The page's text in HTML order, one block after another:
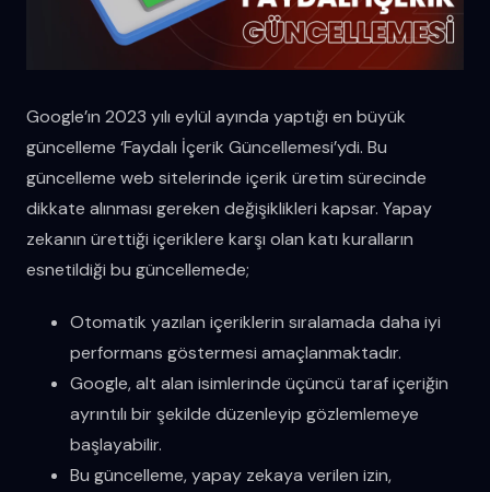
Google’ın 2023 yılı eylül ayında yaptığı en büyük
güncelleme ‘Faydalı İçerik Güncellemesi’ydi. Bu
güncelleme web sitelerinde içerik üretim sürecinde
dikkate alınması gereken değişiklikleri kapsar. Yapay
zekanın ürettiği içeriklere karşı olan katı kuralların
esnetildiği bu güncellemede;
Otomatik yazılan içeriklerin sıralamada daha iyi
performans göstermesi amaçlanmaktadır.
Google, alt alan isimlerinde üçüncü taraf içeriğin
ayrıntılı bir şekilde düzenleyip gözlemlemeye
başlayabilir.
Bu güncelleme, yapay zekaya verilen izin,